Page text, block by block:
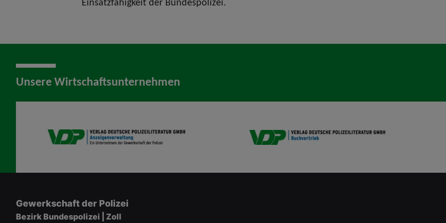
Unsere Wirtschaftsunternehmen
VDP AV VDP B
Gewerkschaft der Polizei
Bezirk Bundespolizei | Zoll